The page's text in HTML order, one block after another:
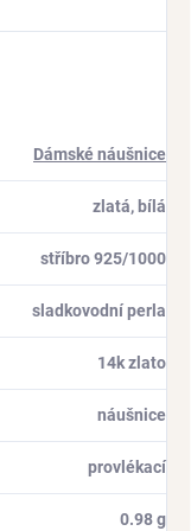
Dámské náušnice
zlatá, bílá
stříbro 925/1000
sladkovodní perla
14k zlato
náušnice
provlékací
0.98 g